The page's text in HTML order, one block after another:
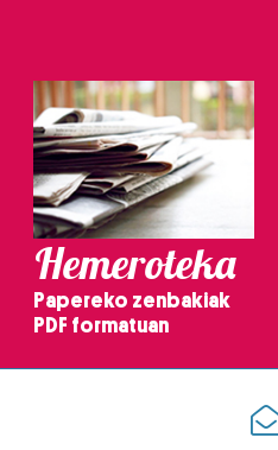
Hemeroteka
Papereko zenbakiak
PDF formatuan